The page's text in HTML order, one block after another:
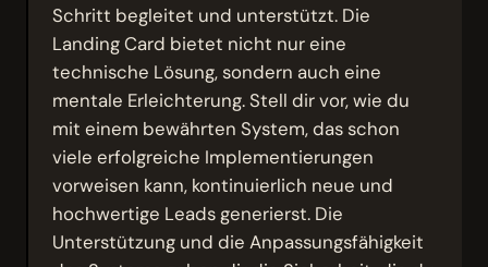
Schritt begleitet und unterstützt. Die
Landing Card bietet nicht nur eine
technische Lösung, sondern auch eine
mentale Erleichterung. Stell dir vor, wie du
mit einem bewährten System, das schon
viele erfolgreiche Implementierungen
vorweisen kann, kontinuierlich neue und
hochwertige Leads generierst. Die
Unterstützung und die Anpassungsfähigkeit